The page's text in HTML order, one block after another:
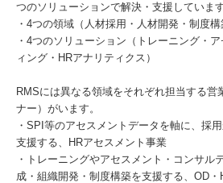
つのソリューションで解決・支援しています
・4つの領域（人材採用・人材開発・制度構
・4つのソリューション（トレーニング・
ィング・HRアナリティクス）
RMSには異なる領域をそれぞれ担当する営
ナー）がいます。
・SPI等のアセスメントデータを軸に、採
支援する、HRアセスメント事業
・トレーニングやアセスメント・コンサル
成・組織開発・制度構築を支援する、OD・